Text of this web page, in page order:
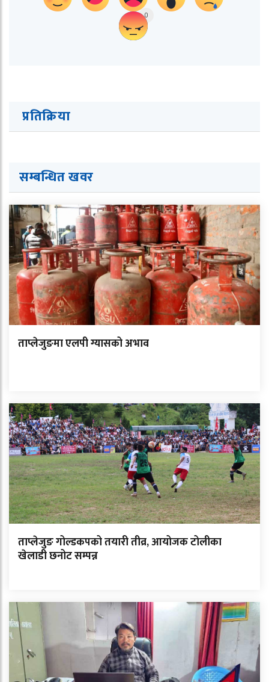
0
प्रतिक्रिया
सम्बन्धित खवर
ताप्लेजुङमा एलपी ग्यासको अभाव
ताप्लेजुङ गोल्डकपको तयारी तीव्र, आयोजक टोलीका
खेलाडी छनोट सम्पन्न